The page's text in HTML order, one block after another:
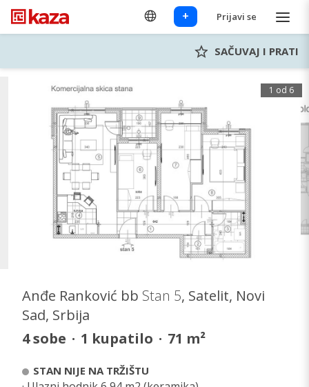
+ Prijavi se
SAČUVAJ I PRATI
1 od 6
Anđe Ranković bb Stan 5, Satelit, Novi
Sad, Srbija
4sobe · 1 kupatilo · 71 m²
STAN NIJE NA TRŽIŠTU